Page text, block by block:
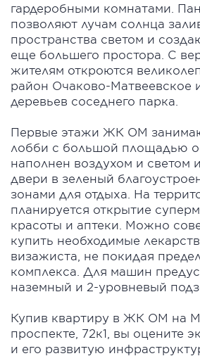
гардеробными комнатами.
позволяют лучам солнца
пространства светом и
еще большего простора. С
жителям откроются
район Очаково-
деревьев соседнего парка.
Первые этажи ЖК ОМ
лобби с большой площадью
наполнен воздухом и светом
двери в зеленый
зонами для отдыха. На
планируется открытие
красоты и аптеки. Можно
купить необходимые
визажиста, не покидая
комплекса. Для машин
наземный и 2-уровневый
Купив квартиру в ЖК ОМ на
проспекте, 72к1, вы оцените
и его развитую